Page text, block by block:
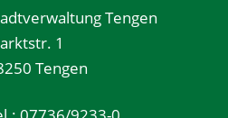
Tengen
1
Tengen